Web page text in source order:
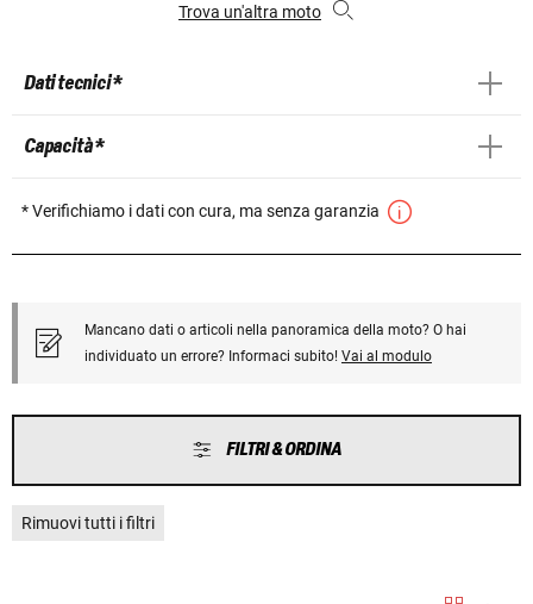
Trova un'altra moto
Dati tecnici *
Capacità *
* Verifichiamo i dati con cura, ma senza garanzia
Mancano dati o articoli nella panoramica della moto? O hai
individuato un errore? Informaci subito! Vai al modulo
FILTRI & ORDINA
Rimuovi tutti i filtri